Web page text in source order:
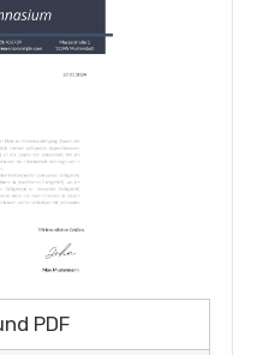
PDF